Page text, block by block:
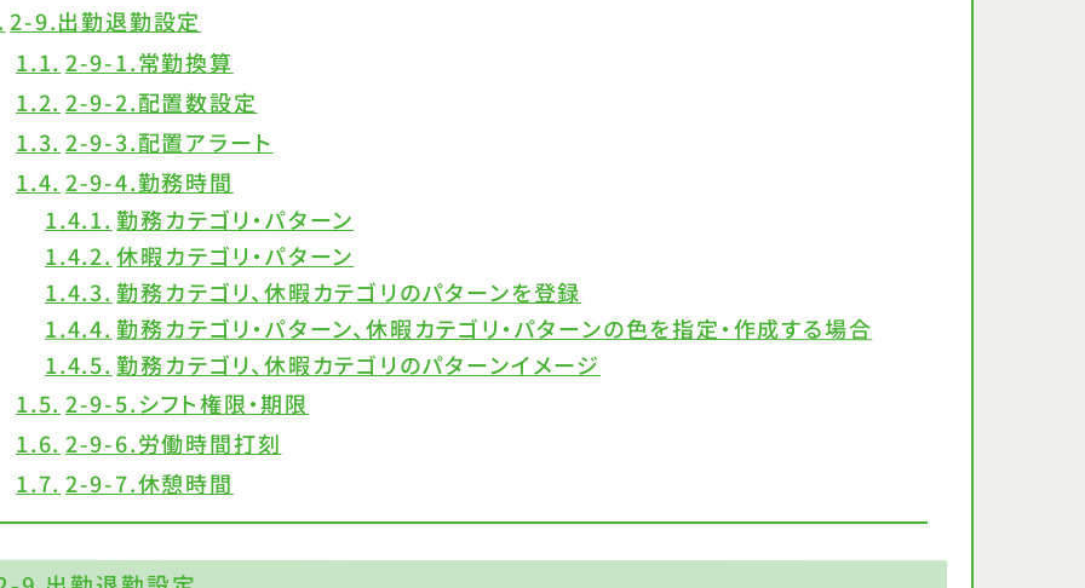
2-9.出勤退勤設定
2-9-1.常勤換算
2-9-2.配置数設定
2-9-3.配置アラート
2-9-4.勤務時間
勤務カテゴリ・パターン
休暇カテゴリ・パターン
勤務カテゴリ、休暇カテゴリのパターンを登録
勤務カテゴリ・パターン、休暇カテゴリ・パターンの色を指定・作成する場合
勤務カテゴリ、休暇カテゴリのパターンイメージ
2-9-5.シフト権限・期限
2-9-6.労働時間打刻
2-9-7.休憩時間